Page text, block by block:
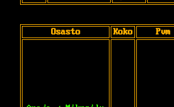
Osasto Koko Pvm